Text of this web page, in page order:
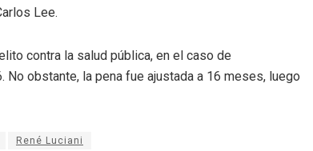
Lee.
contra la salud pública, en el caso de
obstante, la pena fue ajustada a 16 meses, luego
René Luciani